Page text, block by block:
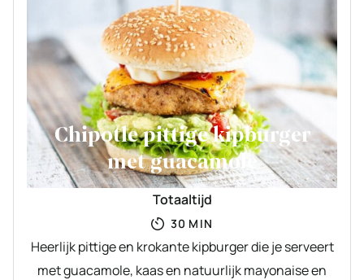
Chipotle pittige kipburger
met guacamole
Totaaltijd
30 MINUTEN
MIN
Heerlijk pittige en krokante kipburger die je serveert
met guacamole, kaas en natuurlijk mayonaise en